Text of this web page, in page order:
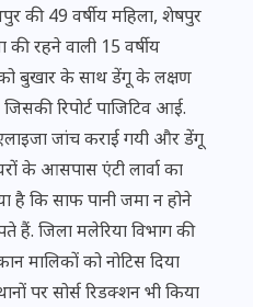
की 49 वर्षीय महिला, शेषपुर
रहने वाली 15 वर्षीय
को बुखार के साथ डेंगू के लक्षण
रिपोर्ट पाजिटिव आई.
जांच कराई गयी और डेंगू
के आसपास एंटी लार्वा का
है कि साफ पानी जमा न होने
हैं. जिला मलेरिया विभाग की
को नोटिस दिया
पर सोर्स रिडक्शन भी किया